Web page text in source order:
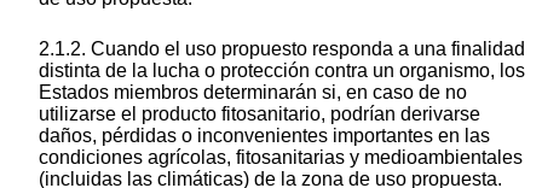
2.1.2. Cuando el uso propuesto responda a una finalidad
distinta de la lucha o protección contra un organismo, los
Estados miembros determinarán si, en caso de no
utilizarse el producto fitosanitario, podrían derivarse
daños, pérdidas o inconvenientes importantes en las
condiciones agrícolas, fitosanitarias y medioambientales
(incluidas las climáticas) de la zona de uso propuesta.